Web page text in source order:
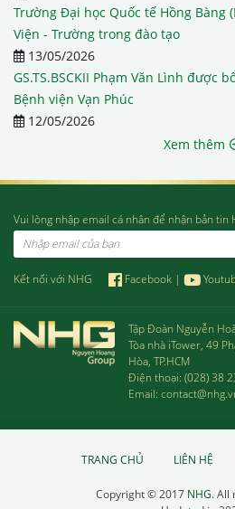
Trường Đại học Quốc tế Hồng Bàng
Viện - Trường trong đào tạo
13/05/2026
GS.TS.BSCKII Phạm Văn Lình được
Bệnh viện Vạn Phúc
12/05/2026
Xem thêm
Vui lòng nhập email cá nhân để nhận bản tin
Email
Kết nối với NHG Facebook |
Tập Đoàn Nguyễn
Tòa nhà iTower, 49
Hòa, TP.HCM
Điện thoại: (028) 38
Email:
TRANG CHỦ LIÊN HỆ
Copyright © 2017 NHG. All